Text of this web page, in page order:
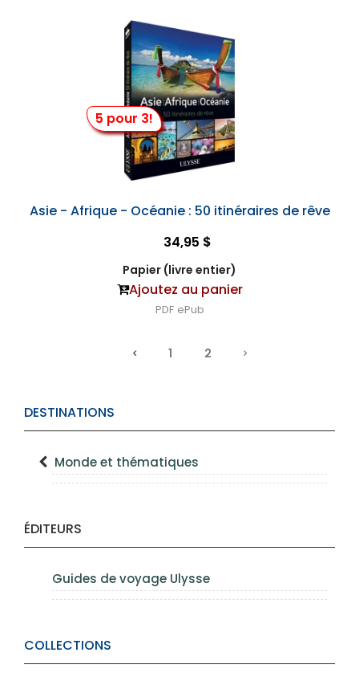
DESTINATIONS
Monde et thématiques
ÉDITEURS
Guides de voyage Ulysse
COLLECTIONS
5 pour 3!
Asie - Afrique - Océanie : 50 itinéraires de rêve
34,95 $
Papier (livre entier)
Ajoutez au panier
PDF ePub
1 2